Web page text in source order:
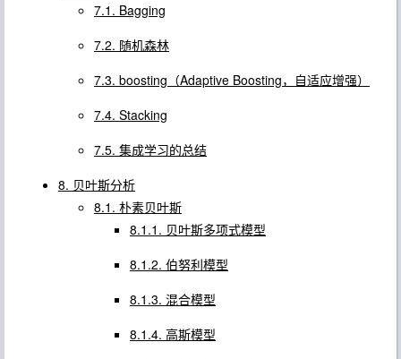
7.1. Bagging
7.2. 随机森林
7.3. boosting（Adaptive Boosting，自适应增强）
7.4. Stacking
7.5. 集成学习的总结
8. 贝叶斯分析
8.1. 朴素贝叶斯
8.1.1. 贝叶斯多项式模型
8.1.2. 伯努利模型
8.1.3. 混合模型
8.1.4. 高斯模型